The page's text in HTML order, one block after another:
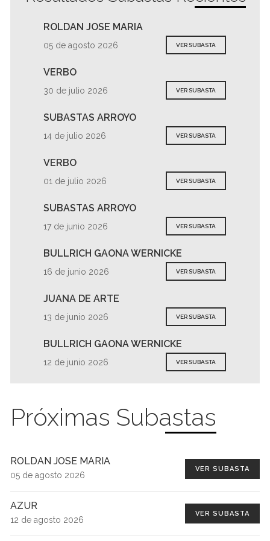
ROLDAN JOSE MARIA
05 de agosto 2026 VER SUBASTA
VERBO
30 de julio 2026 VER SUBASTA
SUBASTAS ARROYO
14 de julio 2026 VER SUBASTA
VERBO
01 de julio 2026 VER SUBASTA
SUBASTAS ARROYO
17 de junio 2026 VER SUBASTA
BULLRICH GAONA WERNICKE
16 de junio 2026 VER SUBASTA
JUANA DE ARTE
13 de junio 2026 VER SUBASTA
BULLRICH GAONA WERNICKE
12 de junio 2026 VER SUBASTA
Próximas Subastas
ROLDAN JOSE MARIA
05 de agosto 2026
VER SUBASTA
AZUR
12 de agosto 2026
VER SUBASTA